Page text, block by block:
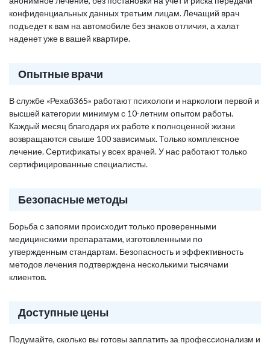
конфиденциальных данных третьим лицам. Лечащий врач
подъедет к вам на автомобиле без знаков отличия, а халат
наденет уже в вашей квартире.
Опытные врачи
В службе «Рехаб365» работают психологи и наркологи первой и
высшей категории минимум с 10-летним опытом работы.
Каждый месяц благодаря их работе к полноценной жизни
возвращаются свыше 100 зависимых. Только комплексное
лечение. Сертификаты у всех врачей. У нас работают только
сертифицированные специалисты.
Безопасные методы
Борьба с запоями происходит только проверенными
медицинскими препаратами, изготовленными по
утвержденным стандартам. Безопасность и эффективность
методов лечения подтверждена несколькими тысячами
клиентов.
Доступные цены
Подумайте, сколько вы готовы заплатить за профессионализм и